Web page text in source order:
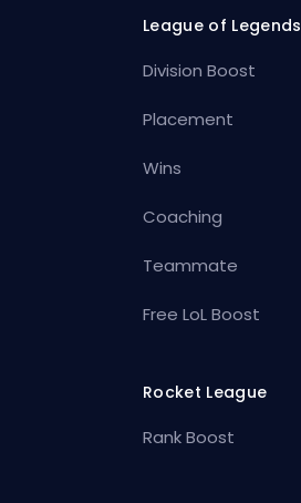
League of Legends
Division Boost
Placement
Wins
Coaching
Teammate
Free LoL Boost
Rocket League
Rank Boost